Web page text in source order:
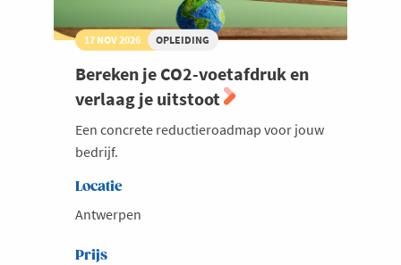
17 NOV 2026 OPLEIDING
Bereken je CO2-voetafdruk en
verlaag je uitstoot
Een concrete reductieroadmap voor jouw
bedrijf.
Locatie
Antwerpen
Prijs